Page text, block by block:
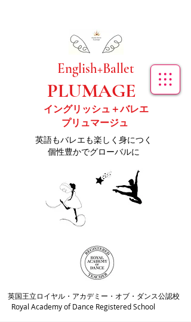
イングリッシュ＋バレエ
​English+Ballet
PLUMAGE
プリュマージュ
​英語もバレエも楽しく身につく
個性豊かでグローバルに
​英国王立ロイヤル・アカデミー・オブ・ダンス公認校
Royal Academy of Dance Registered School